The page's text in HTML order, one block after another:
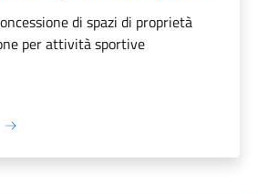
di spazi di proprietà
per attività sportive